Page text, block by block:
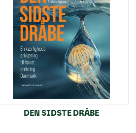
DEN SIDSTE DRÅBE